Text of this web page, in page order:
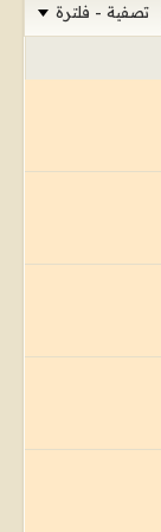
تصفية - فلترة